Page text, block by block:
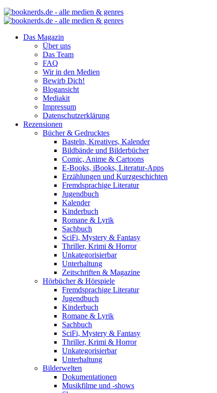
Das Magazin
Über uns
Das Team
FAQ
Wir in den Medien
Bewirb Dich!
Blogansicht
Mediakit
Impressum
Datenschutzerklärung
Rezensionen
Bücher & Gedrucktes
Basteln, Kreatives, Kalender
Bildbände und Bilderbücher
Comic, Anime & Cartoons
E-Books, iBooks, Literatur-Apps
Erzählungen und Kurzgeschichten
Fremdsprachige Literatur
Jugendbuch
Kalender
Kinderbuch
Romane & Lyrik
Sachbuch
SciFi, Mystery & Fantasy
Thriller, Krimi & Horror
Unkategorisierbar
Unterhaltung
Zeitschriften & Magazine
Hörbücher & Hörspiele
Fremdsprachige Literatur
Jugendbuch
Kinderbuch
Romane & Lyrik
Sachbuch
SciFi, Mystery & Fantasy
Thriller, Krimi & Horror
Unkategorisierbar
Unterhaltung
Bilderwelten
Dokumentationen
Musikfilme und -shows